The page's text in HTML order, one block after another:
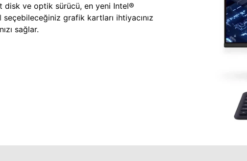
disk ve optik sürücü, en yeni Intel®
grafik kartları ihtiyacınız
sağlar.